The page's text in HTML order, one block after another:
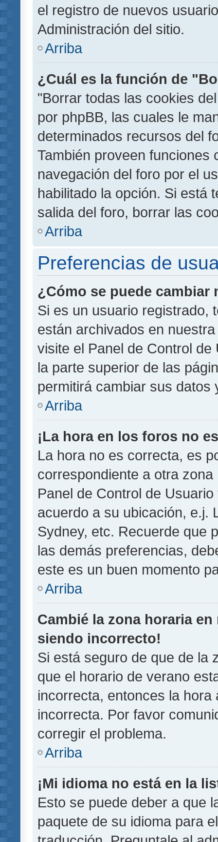
el registro de nuevos
Administración del sitio.
Arriba
¿Cuál es la función de
"Borrar todas las cookies
por phpBB, las cuales le
determinados recursos del
También proveen funciones
navegación del foro por el
habilitado la opción. Si está
salida del foro, borrar las
Arriba
Preferencias de
¿Cómo se puede
Si es un usuario registrado,
están archivados en
visite el Panel de Control
la parte superior de las
permitirá cambiar sus datos
Arriba
¡La hora en los foros no
La hora no es correcta, es
correspondiente a otra
Panel de Control de
acuerdo a su ubicación, e.j.
Sydney, etc. Recuerde que
las demás preferencias,
este es un buen momento
Arriba
Cambié la zona horaria
siendo incorrecto!
Si está seguro de que de la
que el horario de verano
incorrecta, entonces la
incorrecta. Por favor
corregir el problema.
Arriba
¡Mi idioma no está en la
Esto se puede deber a que
paquete de su idioma para